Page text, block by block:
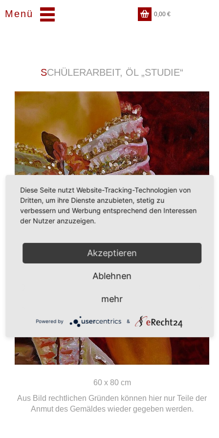
Menü 0,00€
SCHÜLERARBEIT, ÖL „STUDIE“
60 x 80 cm
Aus Bild rechtlichen Gründen können hier nur Teile der
Anmut des Gemäldes wieder gegeben werden.
Diese Seite nutzt Website-Tracking-Technologien von
Dritten, um ihre Dienste anzubieten, stetig zu
verbessern und Werbung entsprechend den Interessen
der Nutzer anzuzeigen.
Akzeptieren
Ablehnen
mehr
Powered by &